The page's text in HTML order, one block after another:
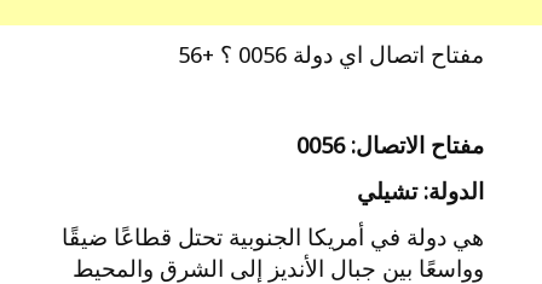
مفتاح اتصال اي دولة 0056 ؟ +56
مفتاح الاتصال: 0056
الدولة: تشيلي
هي دولة في أمريكا الجنوبية تحتل قطاعًا ضيقًا
وواسعًا بين جبال الأنديز إلى الشرق والمحيط